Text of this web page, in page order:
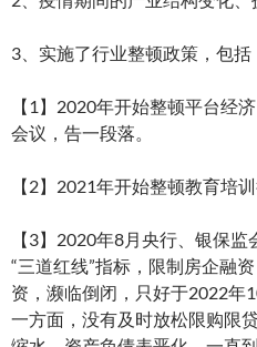
3、实施了行业整顿政策，包括
【1】2020年开始整顿平台经
会议，告一段落。
【2】2021年开始整顿教育培
【3】2020年8月央行、银保
“三道红线”指标，限制房企融
资，濒临倒闭，只好于2022年
一方面，没有及时放松限购限